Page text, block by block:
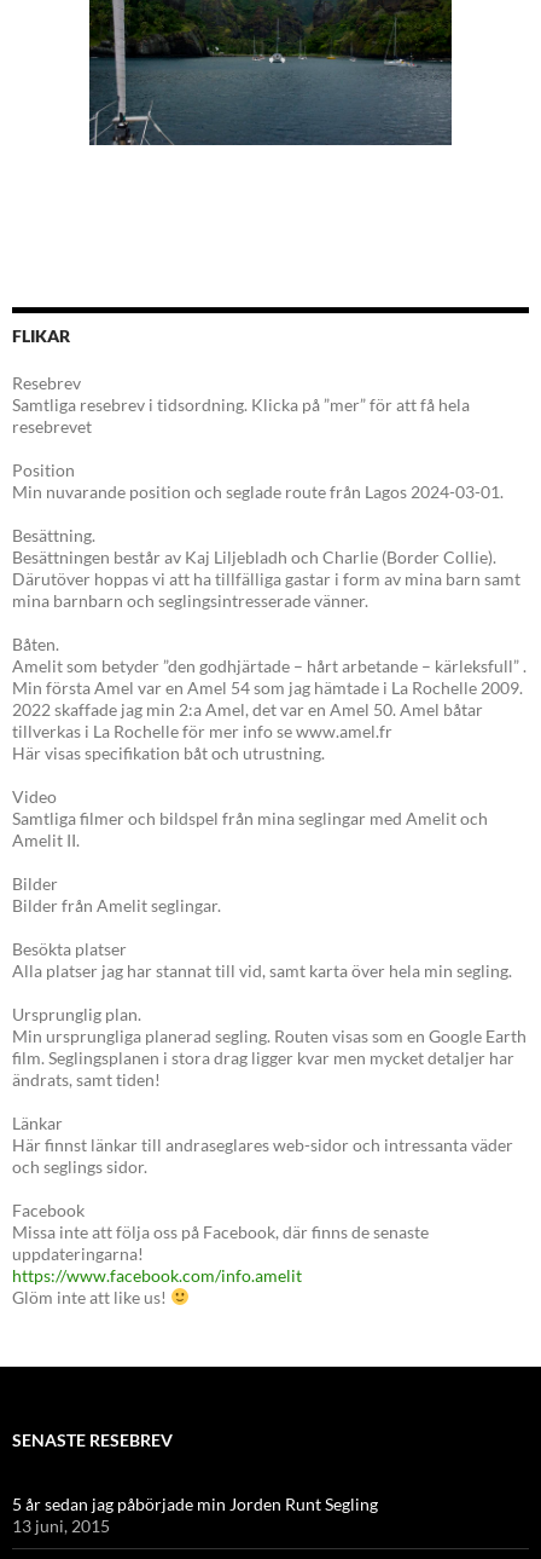
FLIKAR
Resebrev
Samtliga resebrev i tidsordning. Klicka på ”mer” för att få hela
resebrevet
Position
Min nuvarande position och seglade route från Lagos 2024-03-01.
Besättning.
Besättningen består av Kaj Liljebladh och Charlie (Border Collie).
Därutöver hoppas vi att ha tillfälliga gastar i form av mina barn samt
mina barnbarn och seglingsintresserade vänner.
Båten.
Amelit som betyder ”den godhjärtade – hårt arbetande – kärleksfull” .
Min första Amel var en Amel 54 som jag hämtade i La Rochelle 2009.
2022 skaffade jag min 2:a Amel, det var en Amel 50. Amel båtar
tillverkas i La Rochelle för mer info se www.amel.fr
Här visas specifikation båt och utrustning.
Video
Samtliga filmer och bildspel från mina seglingar med Amelit och
Amelit II.
Bilder
Bilder från Amelit seglingar.
Besökta platser
Alla platser jag har stannat till vid, samt karta över hela min segling.
Ursprunglig plan.
Min ursprungliga planerad segling. Routen visas som en Google Earth
film. Seglingsplanen i stora drag ligger kvar men mycket detaljer har
ändrats, samt tiden!
Länkar
Här finnst länkar till andraseglares web-sidor och intressanta väder
och seglings sidor.
Facebook
Missa inte att följa oss på Facebook, där finns de senaste
uppdateringarna!
https://www.facebook.com/info.amelit
Glöm inte att like us!
SENASTE RESEBREV
5 år sedan jag påbörjade min Jorden Runt Segling
13 juni, 2015